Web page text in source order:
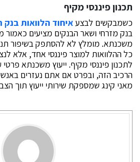
תכנון פיננסי מקיף
כשמבקשים לבצע איחוד הלוואות בנק
בנק מזרחי ושאר הבנקים מציעים כאמור
משכנתא. מומלץ לא להסתפק בשיפור
כל ההלוואות למוצר פיננסי אחד, אלא
לתכנון פיננסי מקיף. ייעוץ משכנתא
הרכיב הזה, ובפרט אם אתם נעזרים
מאני קינג שמספקת שירותי ייעוץ תוך